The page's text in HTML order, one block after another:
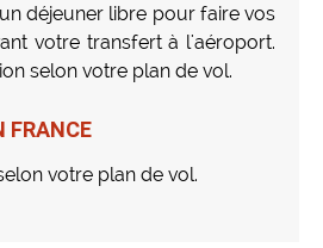
déjeuner libre pour faire vos
votre transfert à l'aéroport.
selon votre plan de vol.
FRANCE
votre plan de vol.